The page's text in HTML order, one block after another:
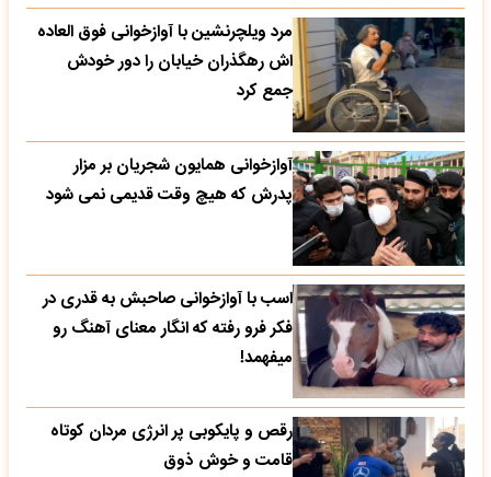
مرد ویلچرنشین با آوازخوانی فوق العاده
اش رهگذران خیابان را دور خودش
جمع کرد
آوازخوانی همایون شجریان بر مزار
پدرش که هیچ وقت قدیمی نمی شود
اسب با آوازخوانی صاحبش به قدری در
فکر فرو رفته که انگار معنای آهنگ رو
میفهمد!
رقص و پایکوبی پر انرژی مردان کوتاه
قامت و خوش ذوق